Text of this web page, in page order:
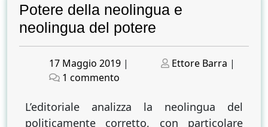
Potere della neolingua e
neolingua del potere
Posted
on
17 Maggio 2019 |
Posted
Ettore Barra |
1 commento
della
neolingua
L’editoriale analizza la neolingua del
politicamente corretto, con particolare